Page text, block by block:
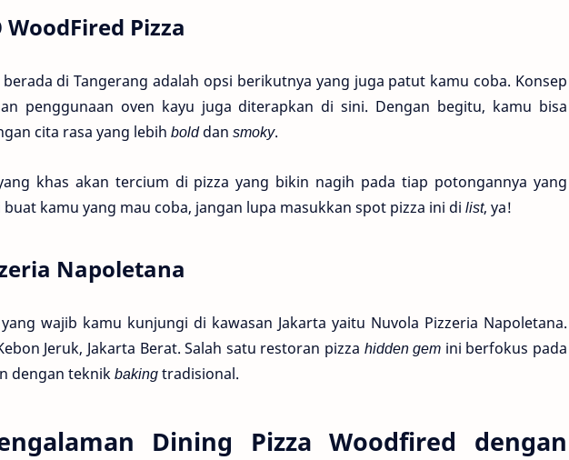
Pizza
di Tangerang adalah opsi berikutnya yang juga patut kamu coba. Konsep
penggunaan oven kayu juga diterapkan di sini. Dengan begitu, kamu bisa
cita rasa yang lebih bolddan smoky.
khas akan tercium di pizza yang bikin nagih pada tiap potongannya yang
buat kamu yang mau coba, jangan lupa masukkan spot pizza ini di list, ya!
Napoletana
wajib kamu kunjungi di kawasan Jakarta yaitu Nuvola Pizzeria Napoletana.
Jeruk, Jakarta Berat. Salah satu restoran pizza hidden gem ini berfokus pada
dengan teknikbakingtradisional.
Dining Pizza Woodfired dengan